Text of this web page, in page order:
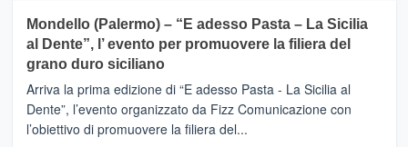
e
messaggi
di
CASTIGLIONE
DI
SICILIA
(Ct)
–
Il
Borgo
Mondello (Palermo) – “E adesso Pasta – La Sicilia
al Dente”, l’ evento per promuovere la filiera del
grano duro siciliano
Arriva la prima edizione di “E adesso Pasta - La Sicilia al
Dente”, l’evento organizzato da Fizz Comunicazione con
l’obiettivo di promuovere la filiera del...